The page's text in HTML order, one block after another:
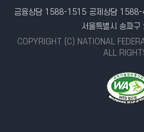
금융상담 1588-1515 공제상담
서울특별시 송파구
COPYRIGHT (C) NATIONAL
ALL